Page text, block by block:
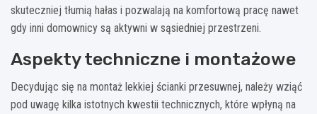
skuteczniej tłumią hałas i pozwalają na komfortową pracę nawet
gdy inni domownicy są aktywni w sąsiedniej przestrzeni.
Aspekty techniczne i montażowe
Decydując się na montaż lekkiej ścianki przesuwnej, należy wziąć
pod uwagę kilka istotnych kwestii technicznych, które wpłyną na